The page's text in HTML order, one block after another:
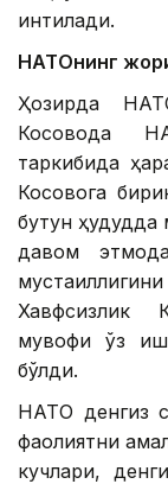
интилади.
НАТОнинг
Ҳозирда
Косовода
таркибида
Косовога
бутун ҳудудда
давом
Хавфсизлик
мувофиқ ўз
бўлди.
НАТО денгиз
фаолиятни
кучлари,